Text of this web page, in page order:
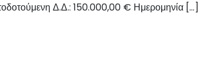
Δ.Δ.: 150.000,00 € Ημερομηνία […]